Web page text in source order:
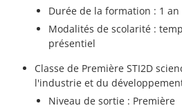
Durée de la formation : 1 an
Modalités de scolarité :
présentiel
Classe de Première STI2D
l'industrie et du
Niveau de sortie : Première